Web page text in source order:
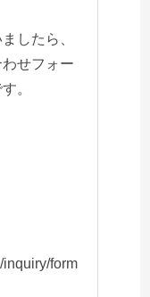
したら、
せフォー
。
inquiry/form